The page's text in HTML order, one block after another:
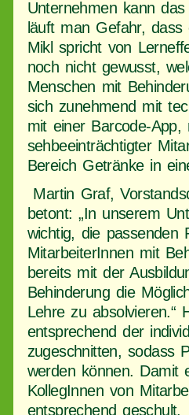
Unternehmen kann
läuft man Gefahr, dass
Mikl spricht von
noch nicht gewusst,
Menschen mit
sich zunehmend mit
mit einer Barcode-
sehbeeinträchtigter
Bereich Getränke in
Martin Graf,
betont: „In unserem
wichtig, die passenden
MitarbeiterInnen mit
bereits mit der
Behinderung die
Lehre zu absolvieren.“
entsprechend der
zugeschnitten, sodass
werden können. Damit
KollegInnen von
entsprechend geschult.